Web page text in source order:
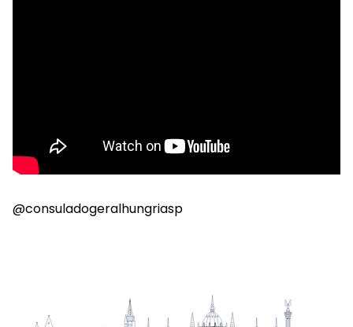
@consuladogeralhungriasp